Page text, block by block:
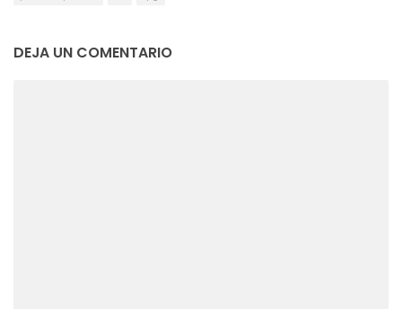
DEJA UN COMENTARIO